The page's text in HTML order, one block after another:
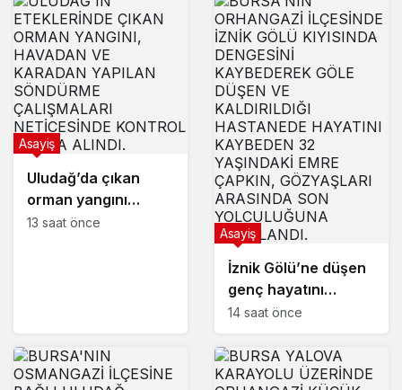
Uludağ’da çıkan
orman yangını
söndürüldü
Asayiş
13 saat önce
İznik Gölü’ne düşen
genç hayatını
kaybetti,
toprağa verildi
Asayiş
14 saat önce